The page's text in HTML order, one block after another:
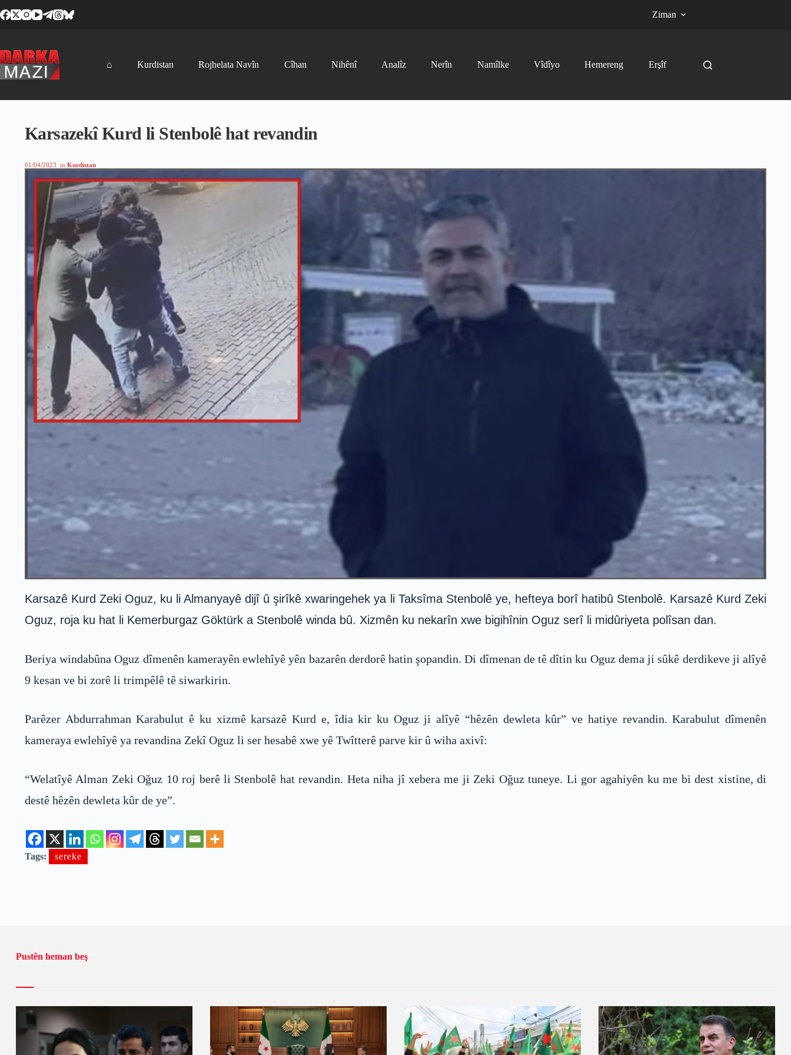
to
Ziman
⌂ Kurdistan Rojhelata Navîn Cîhan Nihênî Analîz Nerîn Namîlke Vîdîyo Hemereng Erşîf
Karsazekî Kurd li Stenbolê hat revandin
01/04/2023 in Kurdistan
Karsazê Kurd Zeki Oguz, ku li Almanyayê dijî û şirîkê xwaringehek ya li Taksîma Stenbolê ye, hefteya borî hatibû Stenbolê. Karsazê Kurd Zeki
Oguz, roja ku hat li Kemerburgaz Göktürk a Stenbolê winda bû. Xizmên ku nekarîn xwe bigihînin Oguz serî li midûriyeta polîsan dan.
Beriya windabûna Oguz dîmenên kamerayên ewlehîyê yên bazarên derdorê hatin şopandin. Di dîmenan de tê dîtin ku Oguz dema ji sûkê derdikeve ji alîyê
9 kesan ve bi zorê li trimpêlê tê siwarkirin.
Parêzer Abdurrahman Karabulut ê ku xizmê karsazê Kurd e, îdia kir ku Oguz ji alîyê “hêzên dewleta kûr” ve hatiye revandin. Karabulut dîmenên
kameraya ewlehîyê ya revandina Zekî Oguz li ser hesabê xwe yê Twîtterê parve kir û wiha axivî:
“Welatîyê Alman Zeki Oğuz 10 roj berê li Stenbolê hat revandin. Heta niha jî xebera me ji Zeki Oğuz tuneye. Li gor agahiyên ku me bi dest xistine, di
destê hêzên dewleta kûr de ye”.
Tags: sereke
Pustên heman beş